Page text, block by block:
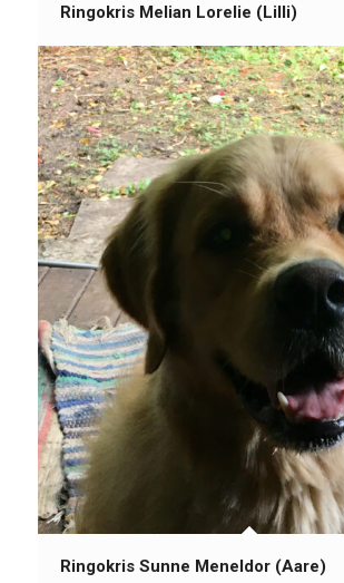
Ringokris Melian Lorelie (Lilli)
Ringokris Sunne Meneldor (Aare)